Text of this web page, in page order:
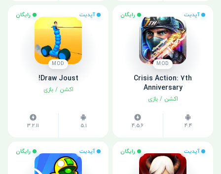
آپدیت رایگان
MOD
Crisis Action: 7th
Anniversary
اکشن /بازی
4.4
4.5.6
آپدیت رایگان
MOD
Draw Joust!
اکشن /بازی
5.1
3.2.11
آپدیت رایگان آپدیت رایگان